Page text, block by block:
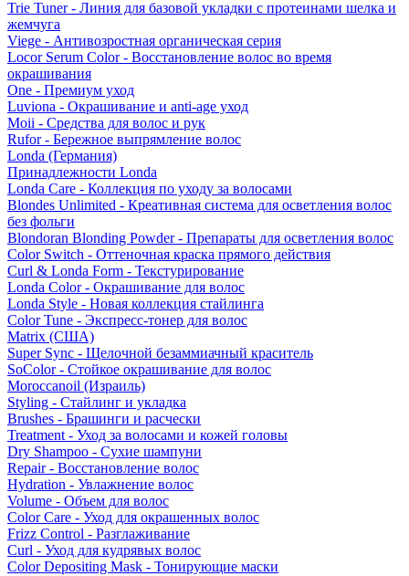
Trie Tuner - Линия для базовой укладки с протеинами шелка и
жемчуга
Viege - Антивозростная органическая серия
Locor Serum Color - Восстановление волос во время
окрашивания
One - Премиум уход
Luviona - Окрашивание и anti-age уход
Moii - Средства для волос и рук
Rufor - Бережное выпрямление волос
Londa (Германия)
Принадлежности Londa
Londa Care - Коллекция по уходу за волосами
Blondes Unlimited - Креативная система для осветления волос
без фольги
Blondoran Blonding Powder - Препараты для осветления волос
Color Switch - Оттеночная краска прямого действия
Curl & Londa Form - Текстурирование
Londa Color - Окрашивание для волос
Londa Style - Новая коллекция стайлинга
Color Tune - Экспресс-тонер для волос
Matrix (США)
Super Sync - Щелочной безаммиачный краситель
SoColor - Стойкое окрашивание для волос
Moroccanoil (Израиль)
Styling - Стайлинг и укладка
Brushes - Брашинги и расчески
Treatment - Уход за волосами и кожей головы
Dry Shampoo - Сухие шампуни
Repair - Восстановление волос
Hydration - Увлажнение волос
Volume - Объем для волос
Color Care - Уход для окрашенных волос
Frizz Control - Разглаживание
Curl - Уход для кудрявых волос
Color Depositing Mask - Тонирующие маски